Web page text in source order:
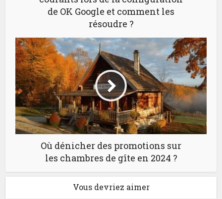
de OK Google et comment les
résoudre ?
Où dénicher des promotions sur
les chambres de gîte en 2024 ?
Vous devriez aimer